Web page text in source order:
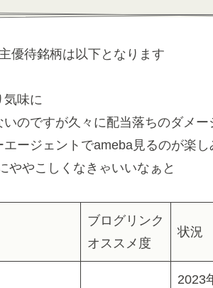
優待銘柄は以下となります
気味に
のですが久々に配当落ちのダメ
ージェントでameba見るのが楽し
ややこしくなきゃいいなぁと
ブログリンク
オススメ度
状況
2023